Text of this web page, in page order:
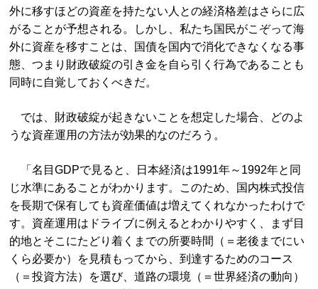
外に移すほどの資産を持たない人との経済格差はさらに広
がることが予想される。しかし、私たち国民がこぞって海
外に資産を移すことは、国債を国内で消化できなくなる事
態、つまり財政破綻の引き金を自ら引く行為であることも
同時に自覚しておくべきだ。
では、財政破綻が起きないことを想定した場合、どのよ
うな資産運用の方法が効果的なのだろう。
「名目GDPで見ると、日本経済は1991年～1992年と同
じ水準にあることがわかります。このため、国内株式投信
を長期で保有しても資産価値は増えてくれなかったわけで
す。資産運用はドライブに例えるとわかりやすく、まず目
的地とそこにたどり着くまでの所要時間（＝老後までにい
くら必要か）を見積もってから、到達するためのコース
（＝投資方法）を選び、道路の環境（＝世界経済の動向）